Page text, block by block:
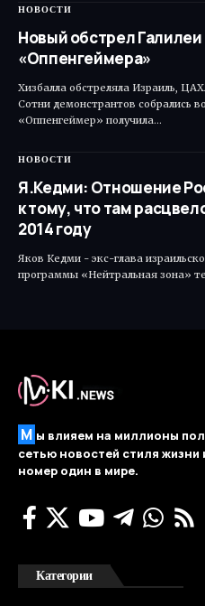
НОВОСТИ
Новый обстрел Галилеи
«Оппенгеймера»
Хизбалла обстреляла Израиль,
Сотни демонстрантов собрались
«Оппенгеймер» получила…
НОВОСТИ
Я.Кедми: Отношение
к тому, что там
2014 году
Яков Кедми - экс-глава
программы «Нейтральная зона»
М ы влияем на миллионы
сетью новостей стиля жизни
номер один в мире.
Категории